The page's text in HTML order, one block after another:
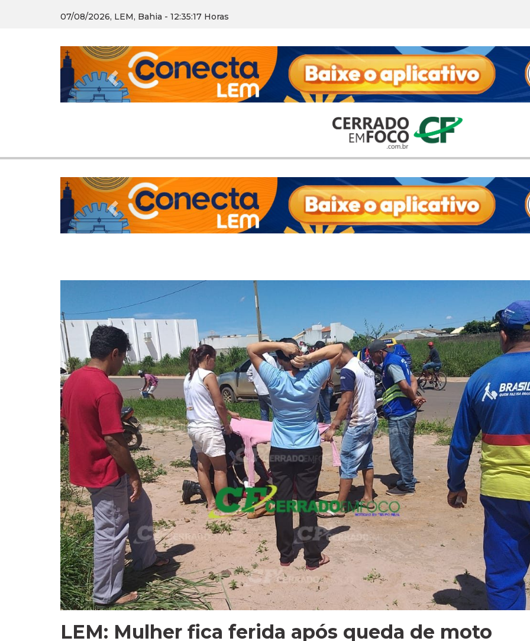
07/08/2026, LEM, Bahia - 12:35:18 Horas
Previous
Previous